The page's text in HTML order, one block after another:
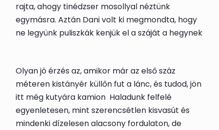
rajta, ahogy tinédzser mosollyal néztünk
egymásra. Aztán Dani volt ki megmondta, hogy
ne legyünk puliszkák kenjük el a száját a hegynek
Olyan jó érzés az, amikor már az első száz
méteren kistányér küllőn fut a lánc, és tudod, jön
itt még kutyára kamion Haladunk felfelé
egyenletesen, mint szerencsétlen kisvasút és
mindenki dízelesen alacsony fordulaton, de